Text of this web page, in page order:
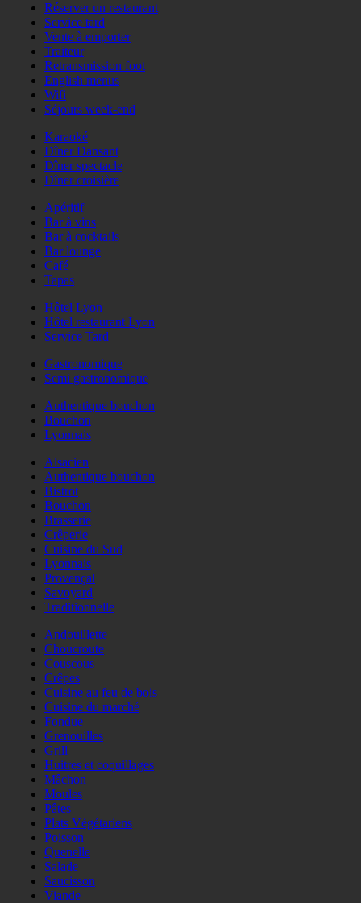
Réserver un restaurant
Service tard
Vente à emporter
Traiteur
Retransmission foot
English menus
Wifi
Séjours week-end
Karaoké
Dîner Dansant
Dîner spectacle
Dîner croisière
Apéritif
Bar à vins
Bar à cocktails
Bar lounge
Café
Tapas
Hôtel Lyon
Hôtel restaurant Lyon
Service Tard
Gastronomique
Semi gastronomique
Authentique bouchon
Bouchon
Lyonnais
Alsacien
Authentique bouchon
Bistrot
Bouchon
Brasserie
Crêperie
Cuisine du Sud
Lyonnais
Provençal
Savoyard
Traditionnelle
Andouillette
Choucroute
Couscous
Crêpes
Cuisine au feu de bois
Cuisine du marché
Fondue
Grenouilles
Grill
Huitres et coquillages
Mâchon
Moules
Pâtes
Plats Végétariens
Poisson
Quenelle
Salade
Saucisson
Viande